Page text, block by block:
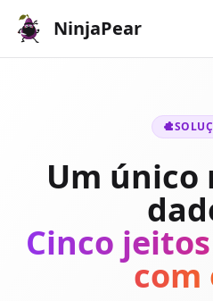
NinjaPear
Um único
Cinco
com